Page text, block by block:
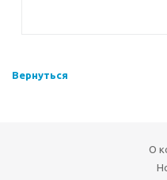
Вернуться
О